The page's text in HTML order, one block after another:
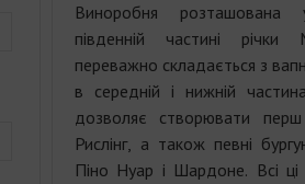
Виноробня розташована
південній частині
переважно складається з
в середній і нижній
дозволяє створювати
Рислінг, а також певні
Піно Нуар і Шардоне. Всі